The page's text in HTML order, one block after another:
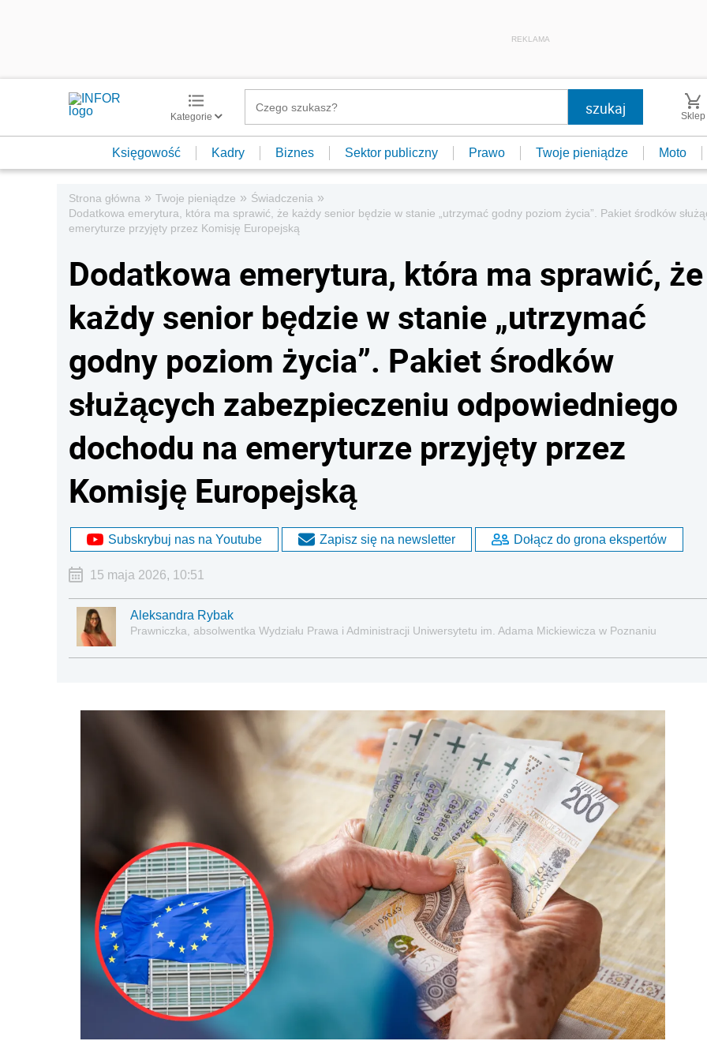
REKLAMA
Kategorie Sklep
Księgowość Kadry Biznes Sektor publiczny Prawo Twoje pieniądze Moto
Strona główna » Twoje pieniądze » Świadczenia »
Dodatkowa emerytura, która ma sprawić, że każdy senior będzie w stanie „utrzymać godny poziom życia”. Pakiet środków
emeryturze przyjęty przez Komisję Europejską
Dodatkowa emerytura, która ma sprawić, że
każdy senior będzie w stanie „utrzymać
godny poziom życia”. Pakiet środków
służących zabezpieczeniu odpowiedniego
dochodu na emeryturze przyjęty przez
Komisję Europejską
Subskrybuj nas na Youtube Zapisz się na newsletter Dołącz do grona ekspertów
15 maja 2026, 10:51
Aleksandra Rybak
Prawniczka, absolwentka Wydziału Prawa i Administracji Uniwersytetu im. Adama Mickiewicza w Poznaniu